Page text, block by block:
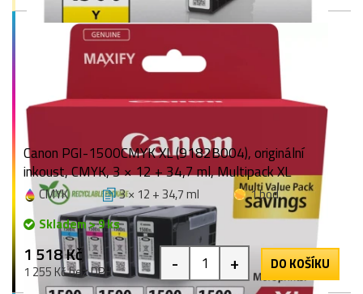
Canon PGI-1500CMYK XL (9182B004), originální
inkoust, CMYK, 3 × 12 + 34,7 ml, Multipack XL
CMYK 3 × 12 + 34,7 ml
1 bod
Skladem > 9 ks
1 518 Kč
1 255 Kč bez DPH - + DO KOŠÍKU